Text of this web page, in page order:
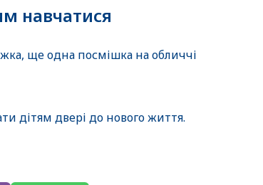
навчатися
ще одна посмішка на обличчі
дітям двері до нового життя.